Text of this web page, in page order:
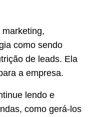
como sendo
de leads. Ela
a empresa.
lendo e
como gerá-los